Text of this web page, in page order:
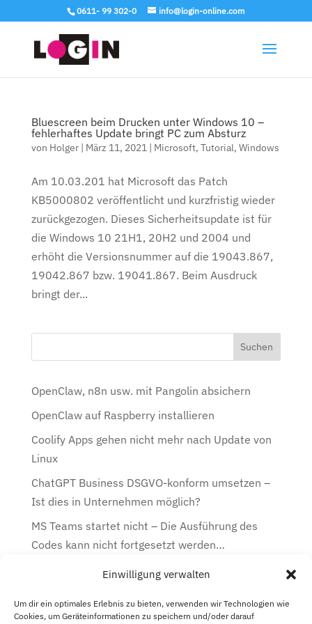
Einwilligung verwalten
Um dir ein optimales Erlebnis zu bieten, verwenden wir Technologien wie
Cookies, um Geräteinformationen zu speichern und/oder darauf
0611- 99 302-0 info@login-online.com
Bluescreen beim Drucken unter Windows 10 –
fehlerhaftes Update bringt PC zum Absturz
von Holger| März 11, 2021| Microsoft, Tutorial, Windows
Am 10.03.201 hat Microsoft das Patch
KB5000802 veröffentlicht und kurzfristig wieder
zurückgezogen. Dieses Sicherheitsupdate ist für
die Windows 10 21H1, 20H2 und 2004 und
erhöht die Versionsnummer auf die 19043.867,
19042.867 bzw. 19041.867. Beim Ausdruck
bringt der...
OpenClaw, n8n usw. mit Pangolin absichern
OpenClaw auf Raspberry installieren
Coolify Apps gehen nicht mehr nach Update von
Linux
ChatGPT Business DSGVO-konform umsetzen –
Ist dies in Unternehmen möglich?
MS Teams startet nicht – Die Ausführung des
Codes kann nicht fortgesetzt werden…
Kategorien